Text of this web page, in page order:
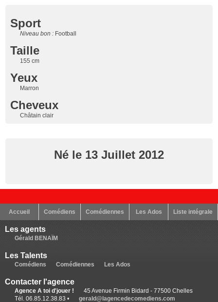
Sport
Niveau bon : Football
Taille
155 cm
Yeux
Marron
Cheveux
Châtain clair
Né le 13 Juillet 2012
Accueil Comédiens Comédiennes Les Ados Liste intégrale
Les agents
Gérald BENAÏM
Les Talents
Comédiens Comédiennes Les Ados
Contacter l'agence
Agence A toi d'jouer !
45 Avenue Firmin Bidard - 77500 Chelles
Tél. 06.85.12.38.83 •
gerald@lagencedecomediens.com